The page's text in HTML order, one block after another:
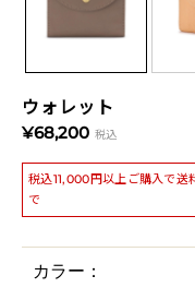
ウォレット
¥68,200 税込
税込11,000円以上ご購入で
で
カラー：